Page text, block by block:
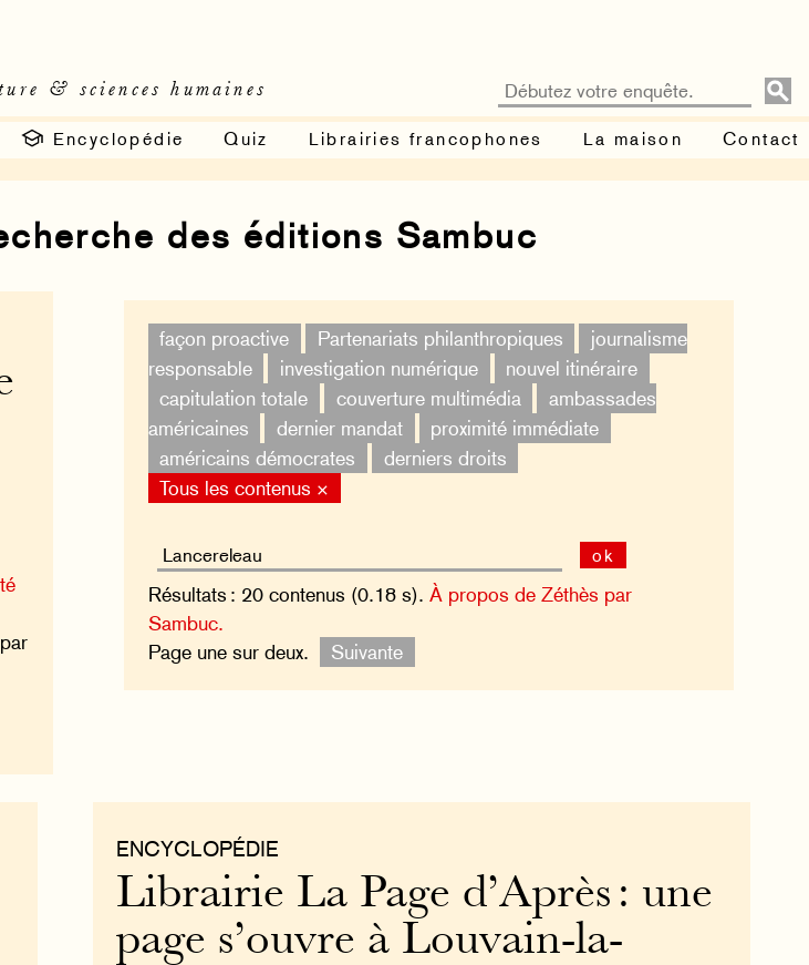
& sciences humaines
Encyclopédie Quiz Librairies francophones La maison Contact
des éditions Sambuc
façon proactive Partenariats philanthropiques
journalisme
responsable
investigation numérique
nouvel itinéraire
capitulation totale
couverture multimédia
ambassades
américaines
dernier mandat
proximité immédiate
américains démocrates
derniers droits
Tous les contenus ×
ok
Résultats : 20 contenus (0.18 s). À propos de Zéthès par
Sambuc.
Page une sur deux.
Suivante
ENCYCLOPÉDIE
Librairie La Page d’Après : une
page s’ouvre à Louvain-la-